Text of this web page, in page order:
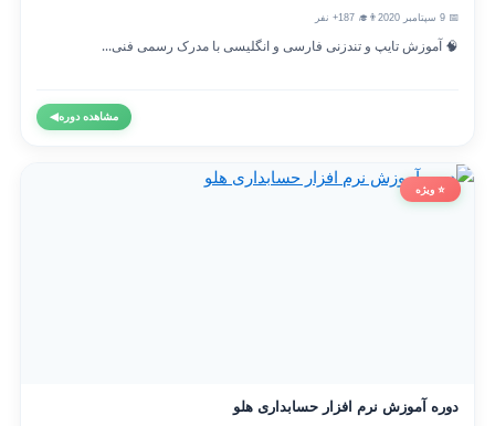
👨‍🎓 187+ نفر
🧠 آموزش تایپ و تندزنی فارسی و انگلیسی با مدرک رسمی فنی...
مشاهده دوره◀
⭐ ویژه
دوره آموزش نرم افزار حسابداری هلو